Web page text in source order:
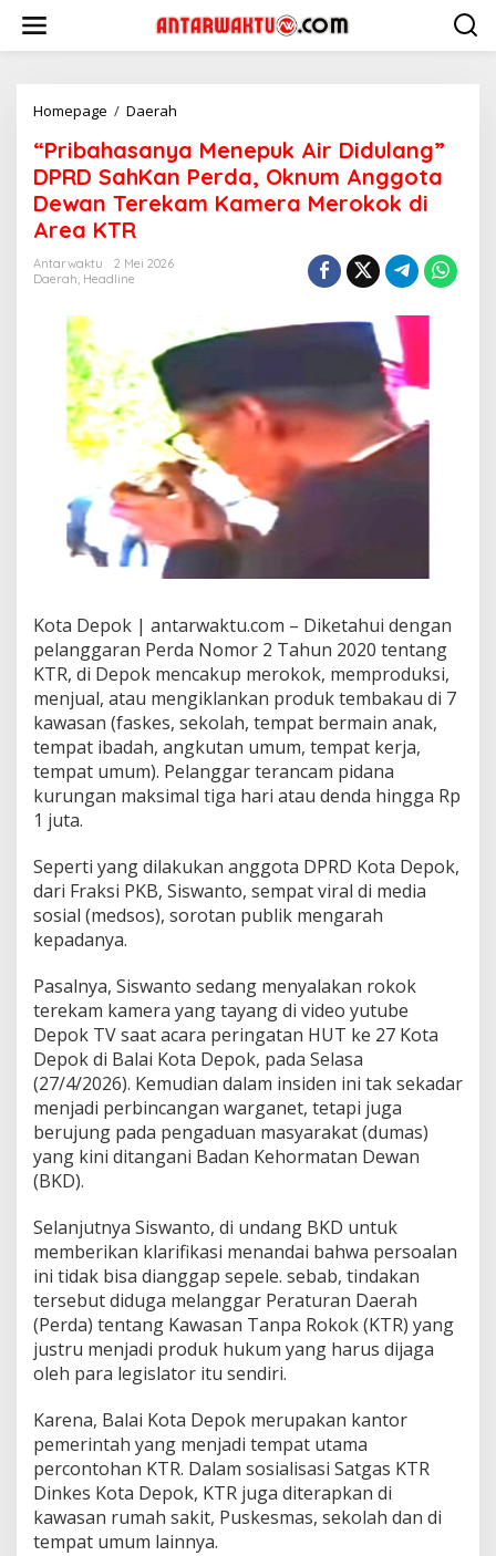
konten
Homepage / Daerah
Air
Didulang"
DPRD
SahKan
Kamera
Merokok
KTR
“Pribahasanya Menepuk Air Didulang”
DPRD SahKan Perda, Oknum Anggota
Dewan Terekam Kamera Merokok di
Area KTR
Antarwaktu
2 Mei 2026
Daerah, Headline
Kota Depok | antarwaktu.com – Diketahui dengan
pelanggaran Perda Nomor 2 Tahun 2020 tentang
KTR, di Depok mencakup merokok, memproduksi,
menjual, atau mengiklankan produk tembakau di 7
kawasan (faskes, sekolah, tempat bermain anak,
tempat ibadah, angkutan umum, tempat kerja,
tempat umum). Pelanggar terancam pidana
kurungan maksimal tiga hari atau denda hingga Rp
1 juta.
Seperti yang dilakukan anggota DPRD Kota Depok,
dari Fraksi PKB, Siswanto, sempat viral di media
sosial (medsos), sorotan publik mengarah
kepadanya.
Pasalnya, Siswanto sedang menyalakan rokok
terekam kamera yang tayang di video yutube
Depok TV saat acara peringatan HUT ke 27 Kota
Depok di Balai Kota Depok, pada Selasa
(27/4/2026). Kemudian dalam insiden ini tak sekadar
menjadi perbincangan warganet, tetapi juga
berujung pada pengaduan masyarakat (dumas)
yang kini ditangani Badan Kehormatan Dewan
(BKD).
Selanjutnya Siswanto, di undang BKD untuk
memberikan klarifikasi menandai bahwa persoalan
ini tidak bisa dianggap sepele. sebab, tindakan
tersebut diduga melanggar Peraturan Daerah
(Perda) tentang Kawasan Tanpa Rokok (KTR) yang
justru menjadi produk hukum yang harus dijaga
oleh para legislator itu sendiri.
Karena, Balai Kota Depok merupakan kantor
pemerintah yang menjadi tempat utama
percontohan KTR. Dalam sosialisasi Satgas KTR
Dinkes Kota Depok, KTR juga diterapkan di
kawasan rumah sakit, Puskesmas, sekolah dan di
tempat umum lainnya.